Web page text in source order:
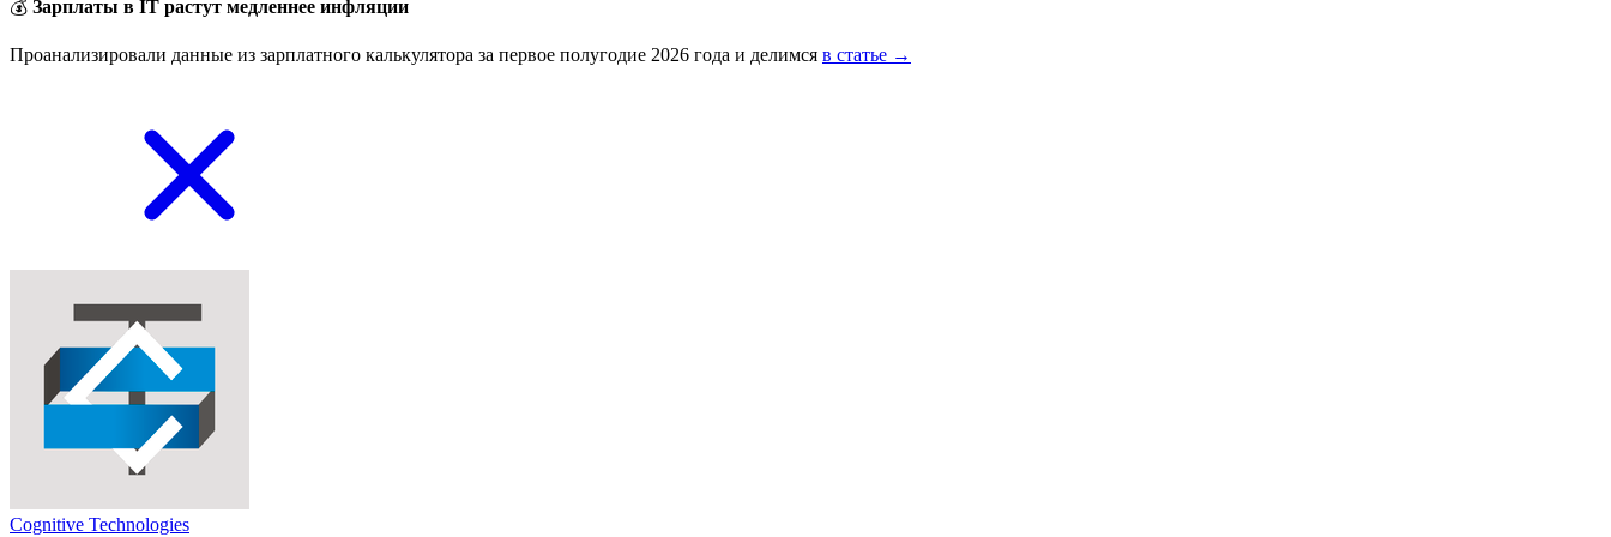
💰 Зарплаты в IT растут медленнее инфляции
Проанализировали данные из зарплатного калькулятора за первое полугодие 2026 года и делимся в статье →
Cognitive Technologies